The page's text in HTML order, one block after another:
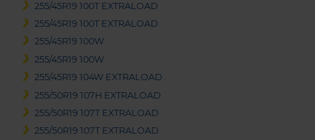
255/45R19 100T EXTRALOAD
255/45R19 100T EXTRALOAD
255/45R19 100W
255/45R19 100W
255/45R19 104W EXTRALOAD
255/50R19 107H EXTRALOAD
255/50R19 107T EXTRALOAD
255/50R19 107T EXTRALOAD